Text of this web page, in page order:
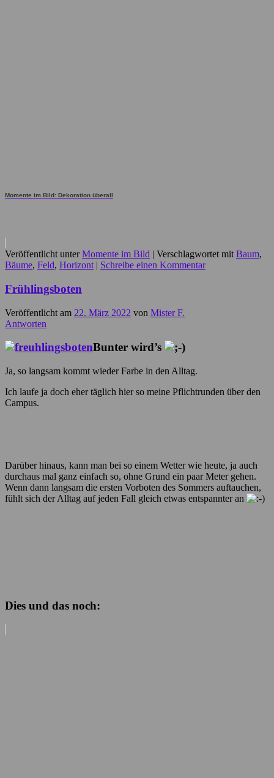
Momente im Bild: Dekoration überall
Veröffentlicht unter Momente im Bild | Verschlagwortet mit Baum,
Bäume, Feld, Horizont | Schreibe einen Kommentar
Frühlingsboten
Veröffentlicht am 22. März 2022 von Mister F.
Antworten
Bunter wird’s
Ja, so langsam kommt wieder Farbe in den Alltag.
Ich laufe ja doch eher täglich hier so meine Pflichtrunden über den
Campus.
Darüber hinaus, kann man bei so einem Wetter wie heute, ja auch
durchaus mal ganz einfach so, ohne Grund ein paar Meter gehen.
Wenn dann langsam die ersten Vorboten des Sommers auftauchen,
fühlt sich der Alltag auf jeden Fall gleich etwas entspannter an
Dies und das noch: